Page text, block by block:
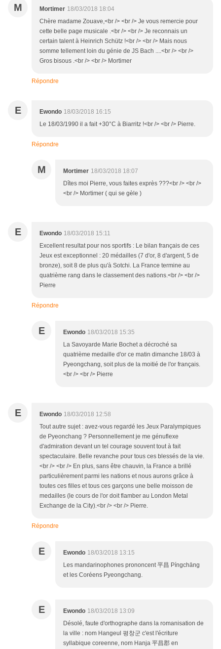
M Mortimer 18/03/2018 18:04
Chère madame Zouave,<br /> <br /> Je vous remercie pour
cette belle page musicale .<br /> <br /> Je reconnais un
certain talent à Heinrich Schütz !<br /> <br /> Mais nous
somme tellement loin du génie de JS Bach ....<br /> <br />
Gros bisous .<br /> <br /> Mortimer
Répondre
E Ewondo 18/03/2018 16:15
Le 18/03/1990 il a fait +30°C à Biarritz !<br /> <br /> Pierre.
Répondre
M Mortimer 18/03/2018 18:07
Dîtes moi Pierre, vous faites exprès ???<br /> <br />
<br /> Mortimer ( qui se gèle )
E Ewondo 18/03/2018 15:11
Excellent resultat pour nos sportifs : Le bilan français de ces
Jeux est exceptionnel : 20 médailles (7 d'or, 8 d'argent, 5 de
bronze), soit 8 de plus qu'à Sotchi. La France termine au
quatrième rang dans le classement des nations.<br /> <br />
Pierre
Répondre
E Ewondo 18/03/2018 15:35
La Savoyarde Marie Bochet a décroché sa
quatrième medaille d'or ce matin dimanche 18/03 à
Pyeongchang, soit plus de la moitié de l'or français.
<br /> <br /> Pierre
E Ewondo 18/03/2018 12:58
Tout autre sujet : avez-vous regardé les Jeux Paralympiques
de Pyeonchang ? Personnellement je me génuflexe
d'admiration devant un tel courage souvent tout à fait
spectaculaire. Belle revanche pour tous ces blessés de la vie.
<br /> <br /> En plus, sans être chauvin, la France a brillé
particulièrement parmi les nations et nous aurons grâce à
toutes ces filles et tous ces garçons une belle moisson de
medailles (le cours de l'or doit flamber au London Metal
Exchange de la City).<br /> <br /> Pierre.
Répondre
E Ewondo 18/03/2018 13:15
Les mandarinophones prononcent 平昌 Píngchāng
et les Coréens Pyeongchang.
E Ewondo 18/03/2018 13:09
Désolé, faute d'orthographe dans la romanisation de
la ville : nom Hangeul 평창군 c'est l'écriture
syllabique coreenne, nom Hanja 平昌郡 en